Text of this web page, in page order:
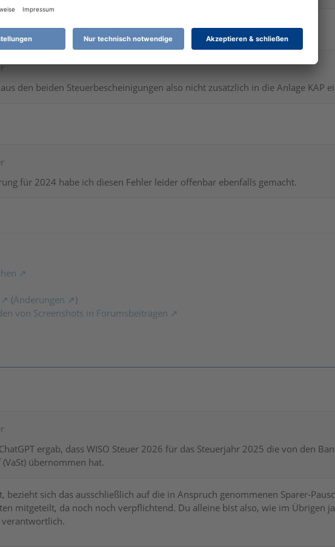
ihn falsch verstanden.
den beiden Steuerbescheinigungen also nicht zusätzlich in die Anlage KAP
für 2024 habe ich diesen Fehler leider offenbar ebenfalls gemacht.
(Änderungen
)
von Screenshots in Forumsbeiträgen
ergab, dass WISO Steuer 2026 für das Steuerjahr 2025 die von den
(VaSt) übernommen hat.
bezieht sich das ausschließlich auf die in Anspruch genommenen Sparer-
mitgeteilt, da noch noch verpflichtend. Du alleine bist also, wie im Übrigen